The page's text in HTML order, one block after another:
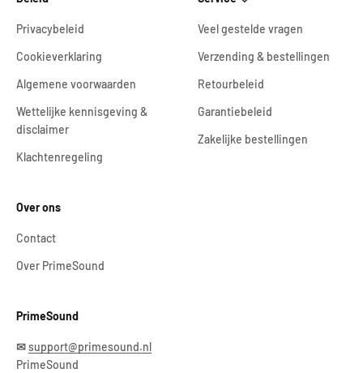
Privacybeleid
Cookieverklaring
Algemene voorwaarden
Wettelijke kennisgeving &
disclaimer
Klachtenregeling
Veel gestelde vragen
Verzending & bestellingen
Retourbeleid
Garantiebeleid
Zakelijke bestellingen
Over ons
Contact
Over PrimeSound
PrimeSound
✉support@primesound.nl
PrimeSound